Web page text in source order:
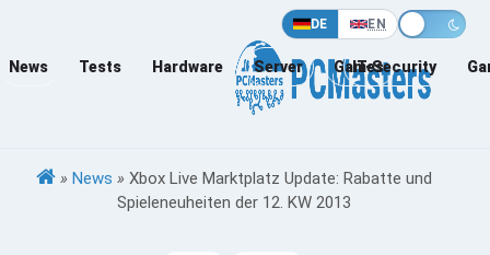
DE EN
News Tests Hardware Server Games
IT-Security
» News » Xbox Live Marktplatz Update: Rabatte und
Spieleneuheiten der 12. KW 2013